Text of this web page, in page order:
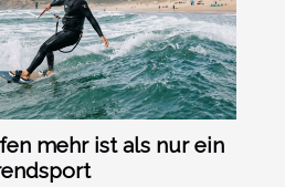
mehr ist als nur ein